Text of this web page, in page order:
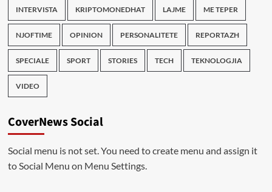
INTERVISTA KRIPTOMONEDHAT LAJME ME TEPER
NJOFTIME OPINION PERSONALITETE REPORTAZH
SPECIALE SPORT STORIES TECH TEKNOLOGJIA
VIDEO
CoverNews Social
Social menu is not set. You need to create menu and assign it
to Social Menu on Menu Settings.